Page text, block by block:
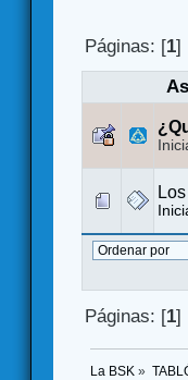
Páginas: [1]
Páginas: [1]
La BSK »